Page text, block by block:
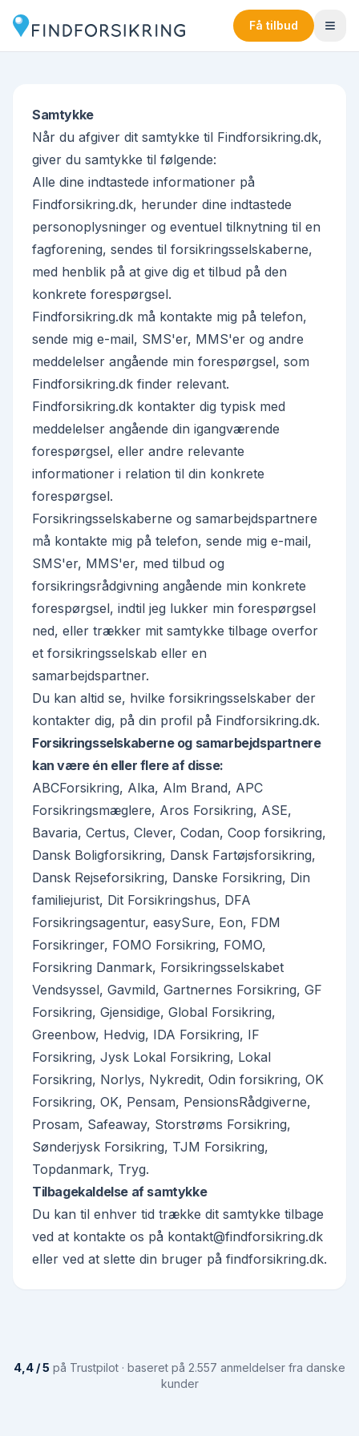
Få tilbud
Samtykke
Når du afgiver dit samtykke til Findforsikring.dk,
giver du samtykke til følgende:
Alle dine indtastede informationer på
Findforsikring.dk, herunder dine indtastede
personoplysninger og eventuel tilknytning til en
fagforening, sendes til forsikringsselskaberne,
med henblik på at give dig et tilbud på den
konkrete forespørgsel.
Findforsikring.dk må kontakte mig på telefon,
sende mig e-mail, SMS'er, MMS'er og andre
meddelelser angående min forespørgsel, som
Findforsikring.dk finder relevant.
Findforsikring.dk kontakter dig typisk med
meddelelser angående din igangværende
forespørgsel, eller andre relevante
informationer i relation til din konkrete
forespørgsel.
Forsikringsselskaberne og samarbejdspartnere
må kontakte mig på telefon, sende mig e-mail,
SMS'er, MMS'er, med tilbud og
forsikringsrådgivning angående min konkrete
forespørgsel, indtil jeg lukker min forespørgsel
ned, eller trækker mit samtykke tilbage overfor
et forsikringsselskab eller en
samarbejdspartner.
Du kan altid se, hvilke forsikringsselskaber der
kontakter dig, på din profil på Findforsikring.dk.
Forsikringsselskaberne og samarbejdspartnere
kan være én eller flere af disse:
ABCForsikring, Alka, Alm Brand, APC
Forsikringsmæglere, Aros Forsikring, ASE,
Bavaria, Certus, Clever, Codan, Coop forsikring,
Dansk Boligforsikring, Dansk Fartøjsforsikring,
Dansk Rejseforsikring, Danske Forsikring, Din
familiejurist, Dit Forsikringshus, DFA
Forsikringsagentur, easySure, Eon, FDM
Forsikringer, FOMO Forsikring, FOMO,
Forsikring Danmark, Forsikringsselskabet
Vendsyssel, Gavmild, Gartnernes Forsikring, GF
Forsikring, Gjensidige, Global Forsikring,
Greenbow, Hedvig, IDA Forsikring, IF
Forsikring, Jysk Lokal Forsikring, Lokal
Forsikring, Norlys, Nykredit, Odin forsikring, OK
Forsikring, OK, Pensam, PensionsRådgiverne,
Prosam, Safeaway, Storstrøms Forsikring,
Sønderjysk Forsikring, TJM Forsikring,
Topdanmark, Tryg.
Tilbagekaldelse af samtykke
Du kan til enhver tid trække dit samtykke tilbage
ved at kontakte os på kontakt@findforsikring.dk
eller ved at slette din bruger på findforsikring.dk.
4,4 / 5 på Trustpilot · baseret på 2.557 anmeldelser fra danske
kunder